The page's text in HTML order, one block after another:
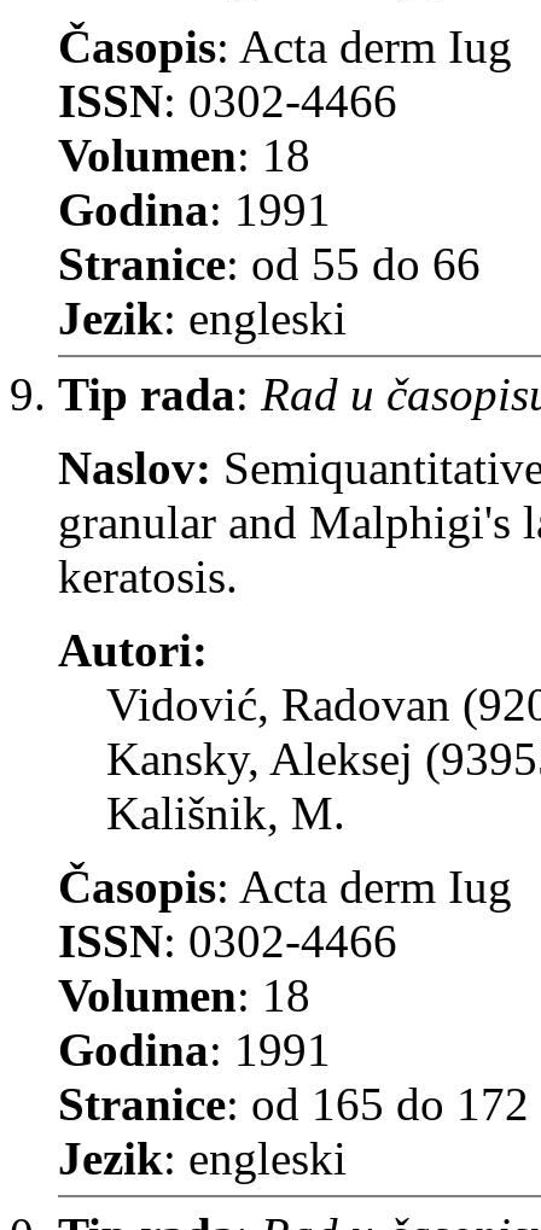
Časopis: Acta derm Iug
ISSN: 0302-4466
Volumen: 18
Godina: 1991
Stranice: od 55 do 66
Jezik: engleski
Tip rada: Rad u
Naslov:
granular and Malphigi's
keratosis.
Autori:
Vidović, Radovan
Kansky, Aleksej
Kališnik, M.
Časopis: Acta derm Iug
ISSN: 0302-4466
Volumen: 18
Godina: 1991
Stranice: od 165 do 172
Jezik: engleski